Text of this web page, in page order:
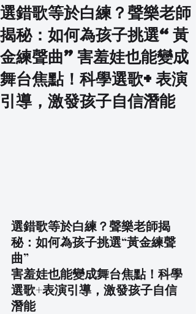
選錯歌等於白練？聲樂老師
揭秘：如何為孩子挑選“黃
金練聲曲”害羞娃也能變成
舞台焦點！科學選歌+表演
引導，激發孩子自信潛能
選錯歌等於白練？聲樂老師揭
秘：如何為孩子挑選“黃金練聲
曲”
害羞娃也能變成舞台焦點！科學
選歌+表演引導，激發孩子自信
潛能